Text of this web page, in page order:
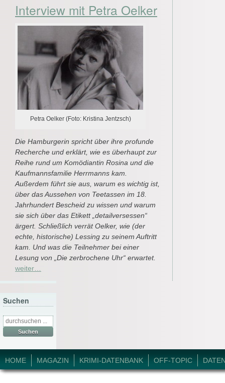
Interview mit Petra Oelker
Petra Oelker (Foto: Kristina Jentzsch)
Die Hamburgerin spricht über ihre profunde
Recherche und erklärt, wie es überhaupt zur
Reihe rund um Komödiantin Rosina und die
Kaufmannsfamilie Herrmanns kam.
Außerdem führt sie aus, warum es wichtig ist,
über das Aussehen von Teetassen im 18.
Jahrhundert Bescheid zu wissen und warum
sie sich über das Etikett „detailversessen“
ärgert. Schließlich verrät Oelker, wie (der
echte, historische) Lessing zu seinem Auftritt
kam. Und was die Teilnehmer bei einer
Lesung von „Die zerbrochene Uhr“ erwartet.
weiter…
Suchen
Suche
nach:
HOME MAGAZIN KRIMI-DATENBANK OFF-TOPIC
© 2026 Krimi-Forum.